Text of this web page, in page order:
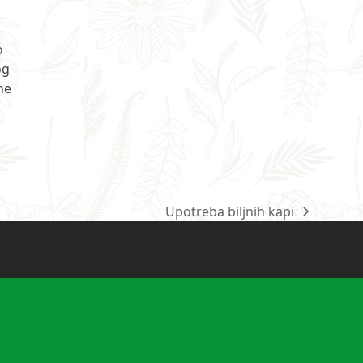
next
Upotreba biljnih kapi